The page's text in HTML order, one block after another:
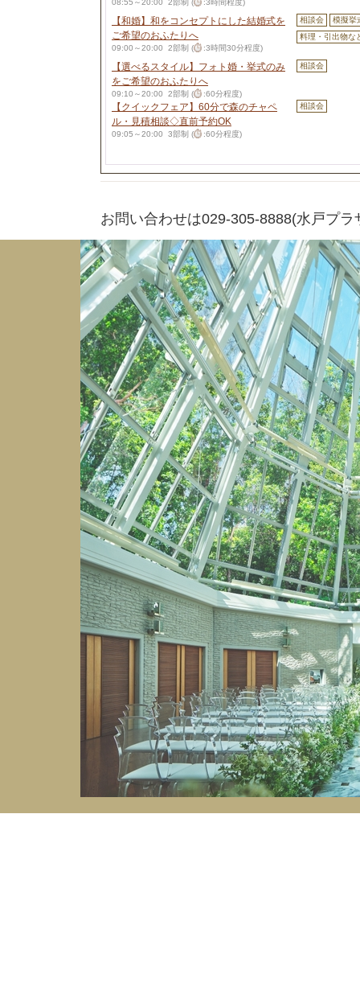
【和婚】和をコンセプトにした結婚式を
ご希望のおふたりへ
09:00～20:00 2部制 ( :3時間30分程度)
相談会
模擬挙
料理・引出物な
【選べるスタイル】フォト婚・挙式のみ
をご希望のおふたりへ
09:10～20:00 2部制 ( :60分程度)
相談会
【クイックフェア】60分で森のチャペ
ル・見積相談◇直前予約OK
09:05～20:00 3部制 ( :60分程度)
相談会
お問い合わせは029-305-8888(水戸プ